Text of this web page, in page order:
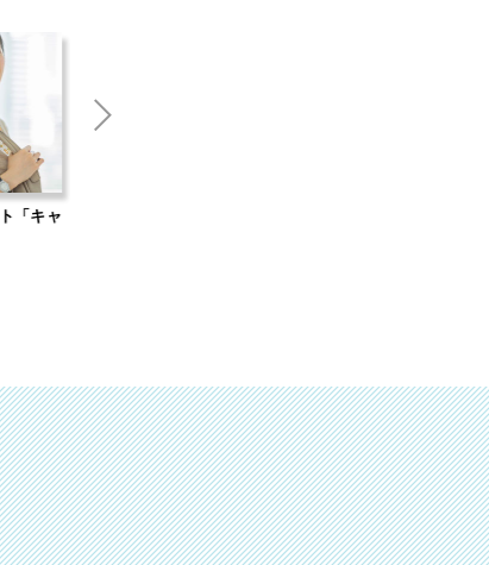
Web集客のお悩みなら「オンライン無